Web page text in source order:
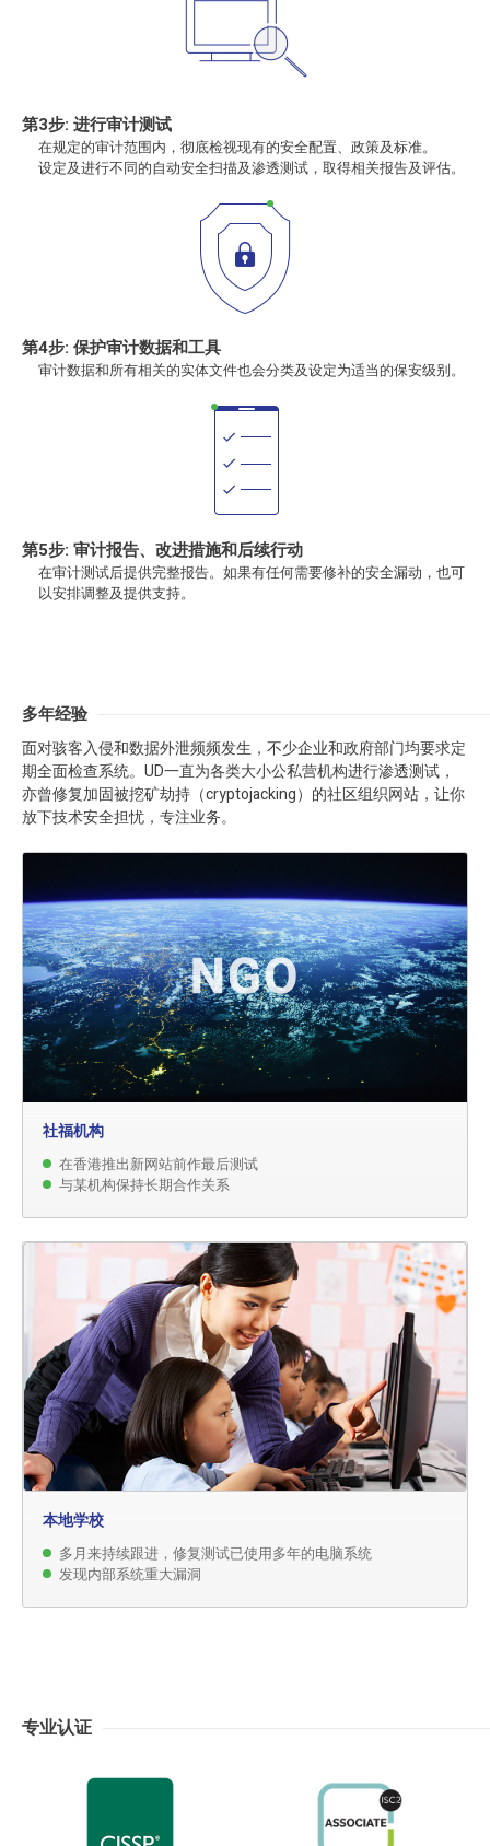
第3步: 进行审计测试
在规定的审计范围内，彻底检视现有的安全配置、政策及标准。
设定及进行不同的自动安全扫描及渗透测试，取得相关报告及评估。
第4步: 保护审计数据和工具
审计数据和所有相关的实体文件也会分类及设定为适当的保安级别。
第5步: 审计报告、改进措施和后续行动
在审计测试后提供完整报告。如果有任何需要修补的安全漏动，也可
以安排调整及提供支持。
多年经验
面对骇客入侵和数据外泄频频发生，不少企业和政府部门均要求定
期全面检查系统。UD一直为各类大小公私营机构进行渗透测试，
亦曾修复加固被挖矿劫持（cryptojacking）的社区组织网站，让你
放下技术安全担忧，专注业务。
社福机构
在香港推出新网站前作最后测试
与某机构保持长期合作关系
本地学校
多月来持续跟进，修复测试已使用多年的电脑系统
发现内部系统重大漏洞
专业认证